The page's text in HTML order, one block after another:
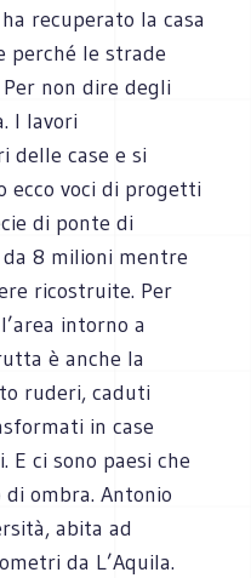
recuperato la casa
perché le strade
non dire degli
I lavori
delle case e si
ecco voci di progetti
di ponte di
8 milioni mentre
ricostruite. Per
intorno a
è anche la
ruderi, caduti
in case
E ci sono paesi che
ombra. Antonio
abita ad
da L’Aquila.